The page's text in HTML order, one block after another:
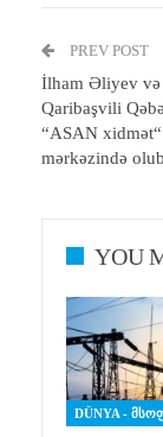
PREV POST
İlham Əliyev
Qaribaşvili
“ASAN xidmət“
mərkəzində
YOU
DÜNYA -